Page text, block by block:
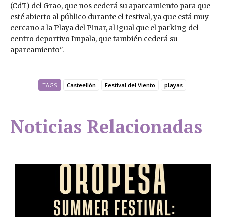
(CdT) del Grao, que nos cederá su aparcamiento para que
esté abierto al público durante el festival, ya que está muy
cercano a la Playa del Pinar, al igual que el parking del
centro deportivo Impala, que también cederá su
aparcamiento".
TAGS Casteellón Festival del Viento playas
Noticias Relacionadas